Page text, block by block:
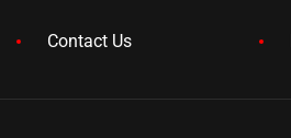
Contact Us